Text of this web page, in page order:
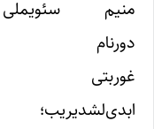
منیم سئویملی
دورنام
غوربتی
ابدی‌لشدیریب؛